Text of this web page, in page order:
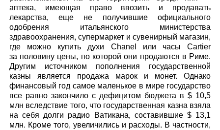
аптека, имеющая право ввозить и продавать
лекарства, еще не получившие официального
одобрения итальянского министерства
здравоохранения, супермаркет и сувенирный магазин,
где можно купить духи Chanel или часы Cartier
за половину цены, по которой они продаются в Риме.
Другим источником пополнения государственной
казны является продажа марок и монет. Однако
финансовый год самое маленькое в мире государство
все равно закончило с дефицитом бюджета в $ 10,5
млн вследствие того, что государственная казна взяла
на себя долги радио Ватикана, составившие $ 13,1
млн. Кроме того, увеличились и расходы. В частности,